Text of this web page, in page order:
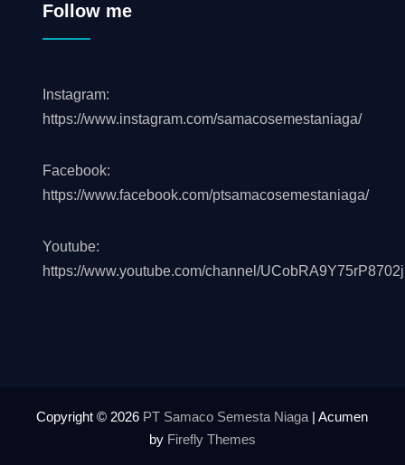
Follow me
Instagram:
https://www.instagram.com/samacosemestaniaga/
Facebook:
https://www.facebook.com/ptsamacosemestaniaga/
Youtube:
https://www.youtube.com/channel/
Copyright © 2026 PT Samaco Semesta Niaga | Acumen
by Firefly Themes